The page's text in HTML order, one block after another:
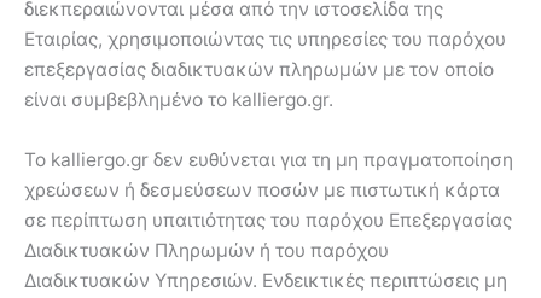
διεκπεραιώνονται μέσα από την ιστοσελίδα της
Εταιρίας, χρησιμοποιώντας τις υπηρεσίες του παρόχου
επεξεργασίας διαδικτυακών πληρωμών με τον οποίο
είναι συμβεβλημένο το kalliergo.gr.
Το kalliergo.gr δεν ευθύνεται για τη μη πραγματοποίηση
χρεώσεων ή δεσμεύσεων ποσών με πιστωτική κάρτα
σε περίπτωση υπαιτιότητας του παρόχου Επεξεργασίας
Διαδικτυακών Πληρωμών ή του παρόχου
Διαδικτυακών Υπηρεσιών. Ενδεικτικές περιπτώσεις μη